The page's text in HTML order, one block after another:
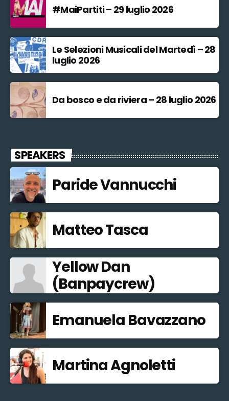
#MaiPartiti – 29 luglio 2026
Le Selezioni Musicali del Martedì – 28
luglio 2026
Da bosco e da riviera – 28 luglio 2026
SPEAKERS
Paride Vannucchi
Matteo Tasca
Yellow Dan
(Banpaycrew)
Emanuela Bavazzano
Martina Agnoletti